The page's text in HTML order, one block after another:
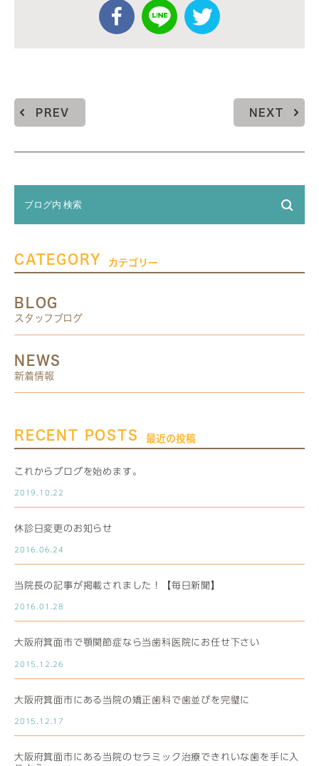
PREV NEXT
CATEGORY カテゴリー
BLOG
スタッフブログ
NEWS
新着情報
RECENT POSTS 最近の投稿
これからブログを始めます。
2019.10.22
休診日変更のお知らせ
2016.06.24
当院長の記事が掲載されました！【毎日新聞】
2016.01.28
大阪府箕面市で顎関節症なら当歯科医院にお任せ下さい
2015.12.26
大阪府箕面市にある当院の矯正歯科で歯並びを完璧に
2015.12.17
大阪府箕面市にある当院のセラミック治療できれいな歯を手に入